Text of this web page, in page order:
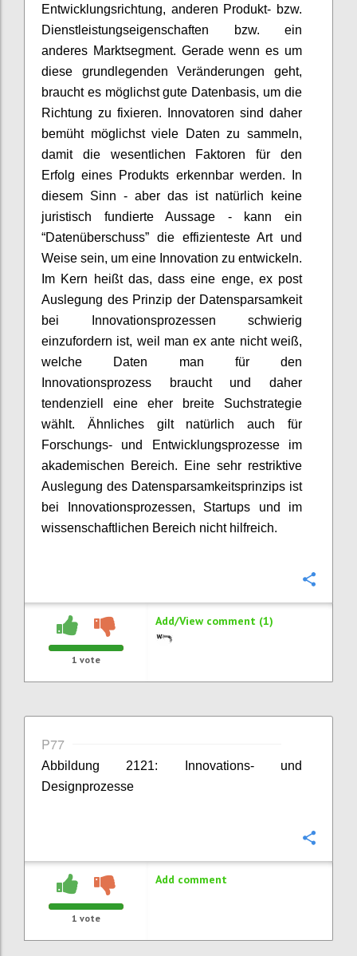
Entwicklungsrichtung, anderen Produkt- bzw.
Dienstleistungseigenschaften bzw. ein
anderes Marktsegment. Gerade wenn es um
diese grundlegenden Veränderungen geht,
braucht es möglichst gute Datenbasis, um die
Richtung zu fixieren. Innovatoren sind daher
bemüht möglichst viele Daten zu sammeln,
damit die wesentlichen Faktoren für den
Erfolg eines Produkts erkennbar werden. In
diesem Sinn - aber das ist natürlich keine
juristisch fundierte Aussage - kann ein
“Datenüberschuss” die effizienteste Art und
Weise sein, um eine Innovation zu entwickeln.
Im Kern heißt das, dass eine enge, ex post
Auslegung des Prinzip der Datensparsamkeit
bei Innovationsprozessen schwierig
einzufordern ist, weil man ex ante nicht weiß,
welche Daten man für den
Innovationsprozess braucht und daher
tendenziell eine eher breite Suchstrategie
wählt. Ähnliches gilt natürlich auch für
Forschungs- und Entwicklungsprozesse im
akademischen Bereich. Eine sehr restriktive
Auslegung des Datensparsamkeitsprinzips ist
bei Innovationsprozessen, Startups und im
wissenschaftlichen Bereich nicht hilfreich.
1 vote
Add/View comment (1)
P77
Abbildung 2121: Innovations- und
Designprozesse
1 vote
Add comment